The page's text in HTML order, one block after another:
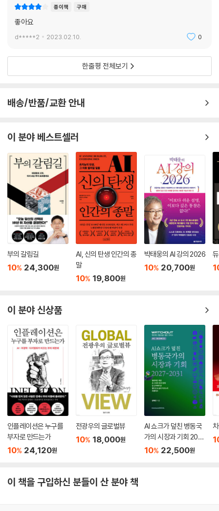
종이책 구매
좋아요
d*****2 2023.02.10. 0
한줄평 전체보기
배송/반품/교환 안내
이 분야 베스트셀러
부의 갈림길
10% 24,300원
AI, 신의 탄생 인간의 종
말
10% 19,800원
박태웅의 AI 강의 2026
10% 20,700원
이 분야 신상품
인플레이션은 누구를
부자로 만드는가
10% 24,120원
전광우의 글로벌뷰
10% 18,000원
AI 쇼크가 덮친 병동국
가의 시장과 기회 202
7-2031
10% 22,500원
이 책을 구입하신 분들이 산 분야 책